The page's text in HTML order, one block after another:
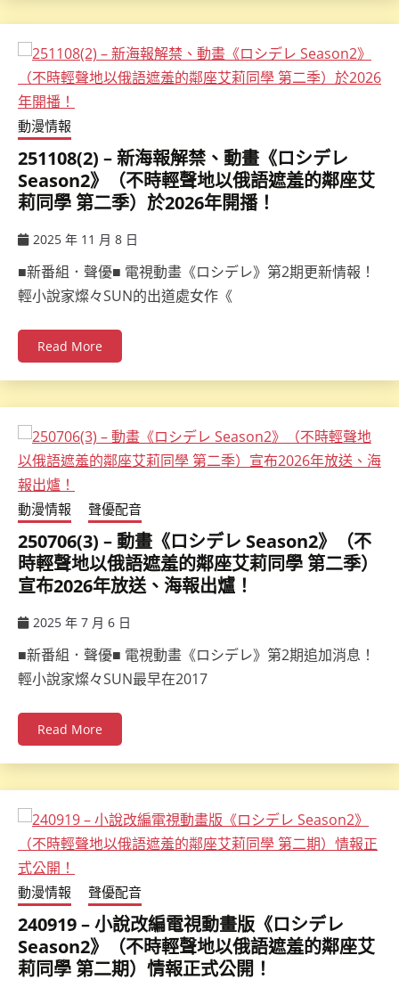
動漫情報
251108(2) – 新海報解禁、動畫《ロシデレ
Season2》（不時輕聲地以俄語遮羞的鄰座艾
莉同學 第二季）於2026年開播！
2025 年 11 月 8 日
■新番組．聲優■ 電視動畫《ロシデレ》第2期更新情報！
輕小說家燦々SUN的出道處女作《
Read More
動漫情報 聲優配音
250706(3) – 動畫《ロシデレ Season2》（不
時輕聲地以俄語遮羞的鄰座艾莉同學 第二季）
宣布2026年放送、海報出爐！
2025 年 7 月 6 日
■新番組．聲優■ 電視動畫《ロシデレ》第2期追加消息！
輕小說家燦々SUN最早在2017
Read More
動漫情報 聲優配音
240919 – 小說改編電視動畫版《ロシデレ
Season2》（不時輕聲地以俄語遮羞的鄰座艾
莉同學 第二期）情報正式公開！